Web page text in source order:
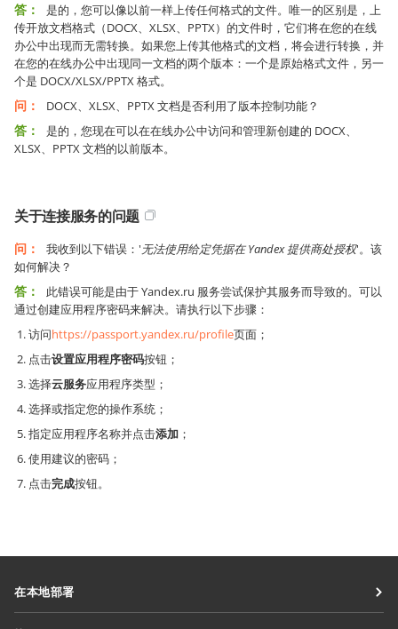
答：
是的，您可以像以前一样上传任何格式的文件。唯一的区别是，上
传开放文档格式（DOCX、XLSX、PPTX）的文件时，它们将在您的在线
办公中出现而无需转换。如果您上传其他格式的文档，将会进行转换，并
在您的在线办公中出现同一文档的两个版本：一个是原始格式文件，另一
个是 DOCX/XLSX/PPTX 格式。
问： DOCX、XLSX、PPTX 文档是否利用了版本控制功能？
答：
是的，您现在可以在在线办公中访问和管理新创建的 DOCX、
XLSX、PPTX 文档的以前版本。
关于连接服务的问题
问： 我收到以下错误：'无法使用给定凭据在 Yandex 提供商处授权'。该
如何解决？
答：
此错误可能是由于 Yandex.ru 服务尝试保护其服务而导致的。可以
通过创建应用程序密码来解决。请执行以下步骤：
访问https://passport.yandex.ru/profile页面；
点击设置应用程序密码按钮；
选择云服务应用程序类型；
选择或指定您的操作系统；
指定应用程序名称并点击添加 ；
使用建议的密码；
点击完成按钮。
在本地部署